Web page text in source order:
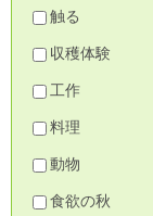
触る
収穫体験
工作
料理
動物
食欲の秋